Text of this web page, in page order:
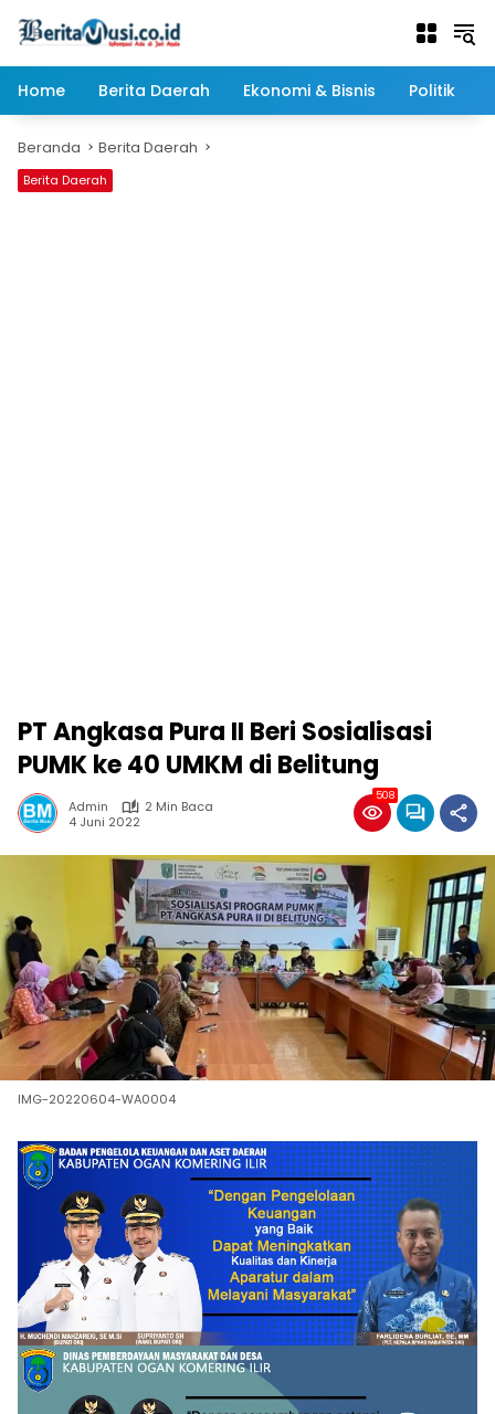
Home
Berita Daerah Ekonomi & Bisnis Politik
Beranda Berita Daerah
Berita Daerah
PT Angkasa Pura II Beri Sosialisasi
PUMK ke 40 UMKM di Belitung
Admin
2 Min Baca
4 Juni 2022
508
IMG-20220604-WA0004